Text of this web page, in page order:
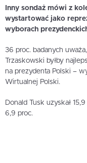
Inny sondaż mówi z
wystartować jako
wyborach
36 proc. badanych
Trzaskowski byłby
na prezydenta Polski –
Wirtualnej Polski.
Donald Tusk uzyskał
6,9 proc.